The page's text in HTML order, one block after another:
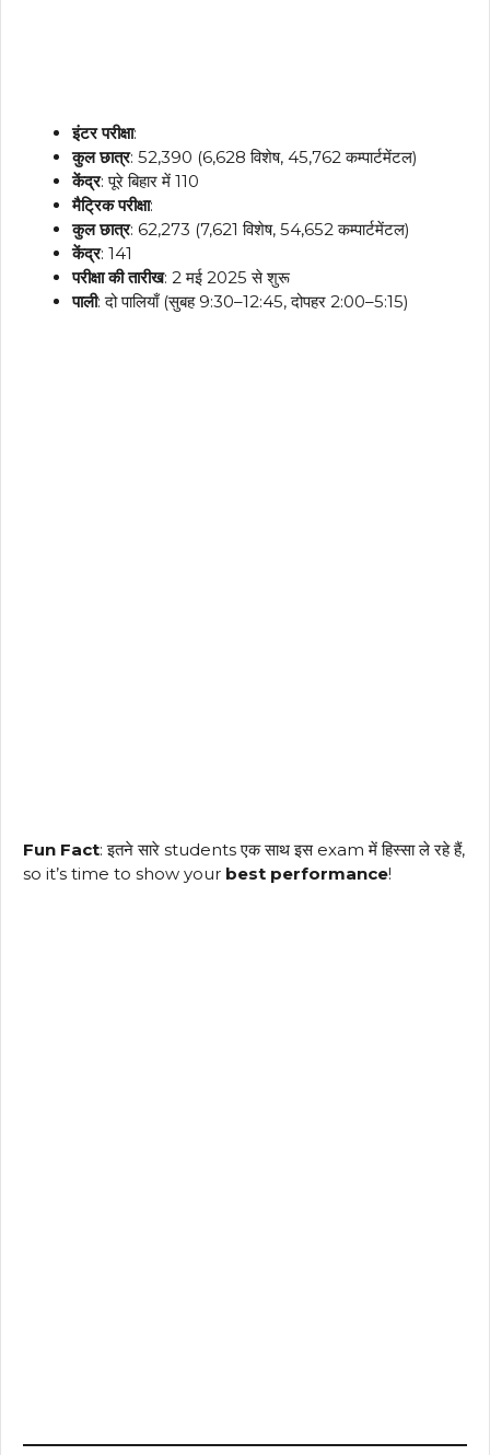
इंटर परीक्षा:
कुल छात्र: 52,390 (6,628 विशेष, 45,762 कम्पार्टमेंटल)
केंद्र: पूरे बिहार में 110
मैट्रिक परीक्षा:
कुल छात्र: 62,273 (7,621 विशेष, 54,652 कम्पार्टमेंटल)
केंद्र: 141
परीक्षा की तारीख: 2 मई 2025 से शुरू
पाली: दो पालियाँ (सुबह 9:30–12:45, दोपहर 2:00–5:15)
Fun Fact: इतने सारे students एक साथ इस exam में हिस्सा ले रहे हैं,
so it’s time to show your best performance!